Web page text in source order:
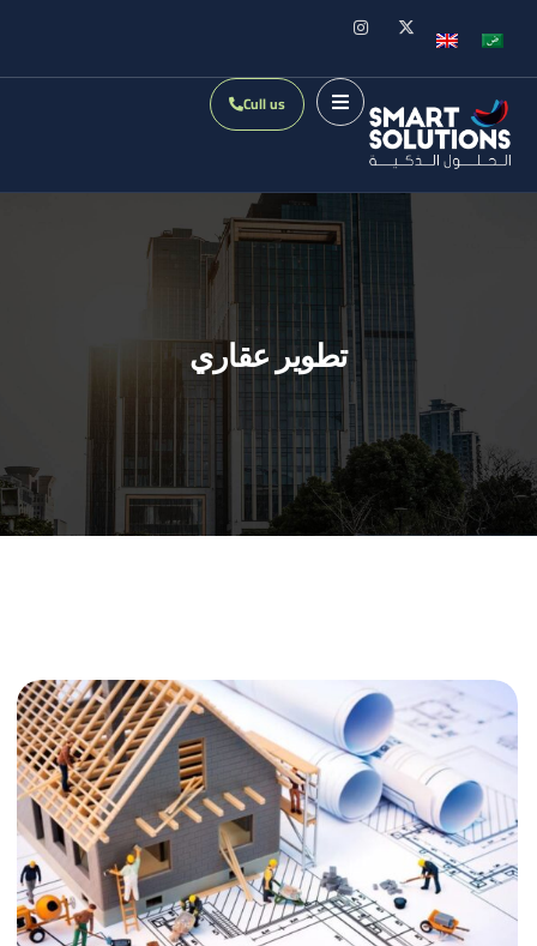
Cull us
تطوير عقاري